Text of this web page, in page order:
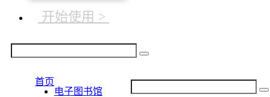
开始使用 >
首页
电子图书馆